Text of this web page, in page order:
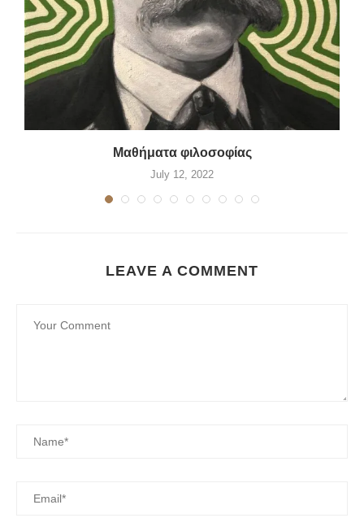
Μαθήματα φιλοσοφίας
July 12, 2022
LEAVE A COMMENT